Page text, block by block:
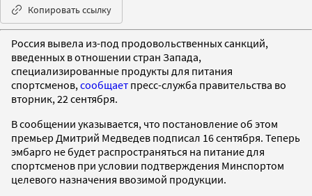
Копировать ссылку
Россия вывела из-под продовольственных санкций,
введенных в отношении стран Запада,
специализированные продукты для питания
спортсменов, сообщает пресс-служба правительства во
вторник, 22 сентября.
В сообщении указывается, что постановление об этом
премьер Дмитрий Медведев подписал 16 сентября. Теперь
эмбарго не будет распространяться на питание для
спортсменов при условии подтверждения Минспортом
целевого назначения ввозимой продукции.